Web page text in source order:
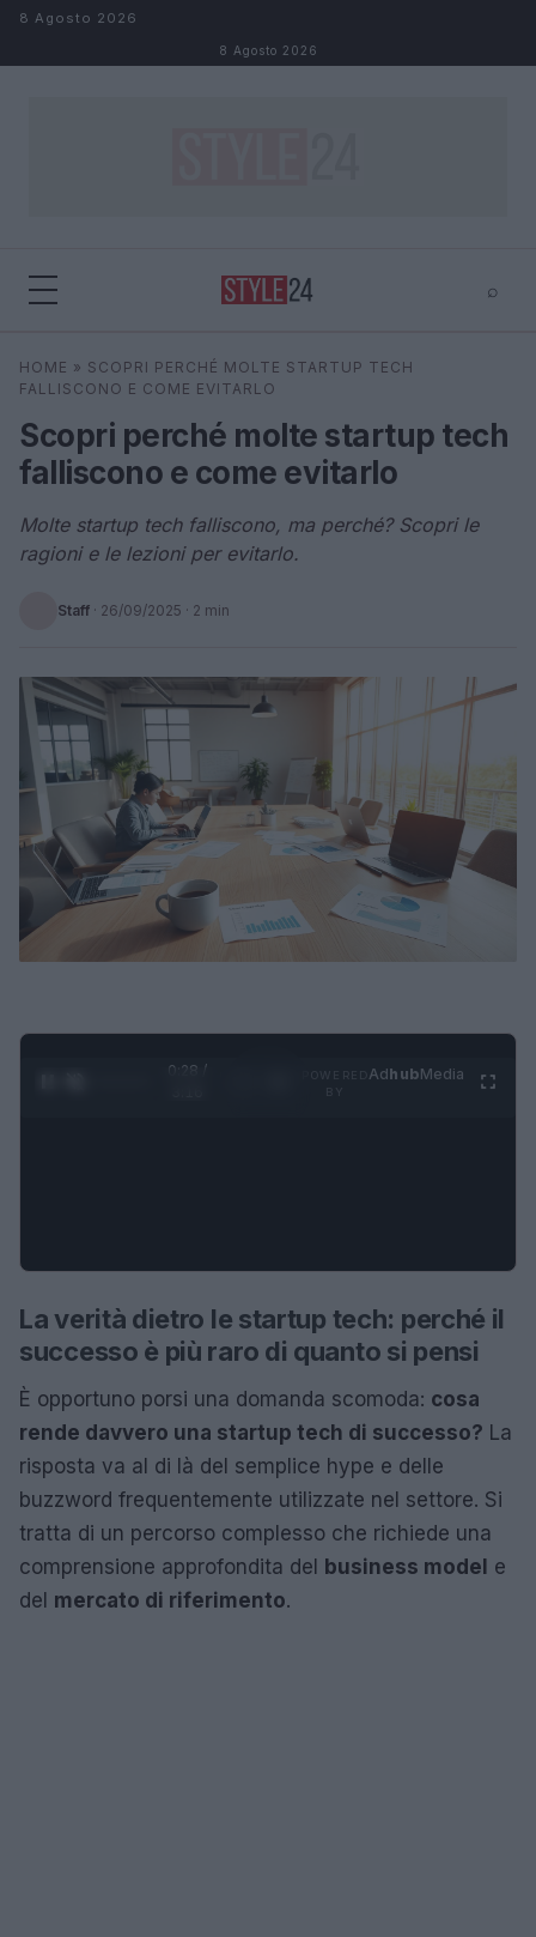
Salta al contenuto
8 Agosto 2026
8 Agosto 2026
⌕
Cerca
HOME » SCOPRI PERCHÉ MOLTE STARTUP TECH
FALLISCONO E COME EVITARLO
Scopri perché molte startup tech
falliscono e come evitarlo
Molte startup tech falliscono, ma perché? Scopri le
ragioni e le lezioni per evitarlo.
Staff · 26/09/2025 · 2 min
0:28 /
AdhubMedia
La verità dietro le startup tech: perché il
successo è più raro di quanto si pensi
È opportuno porsi una domanda scomoda: cosa
rende davvero una startup tech di successo? La
risposta va al di là del semplice hype e delle
buzzword frequentemente utilizzate nel settore. Si
tratta di un percorso complesso che richiede una
comprensione approfondita del business model e
del mercato di riferimento.